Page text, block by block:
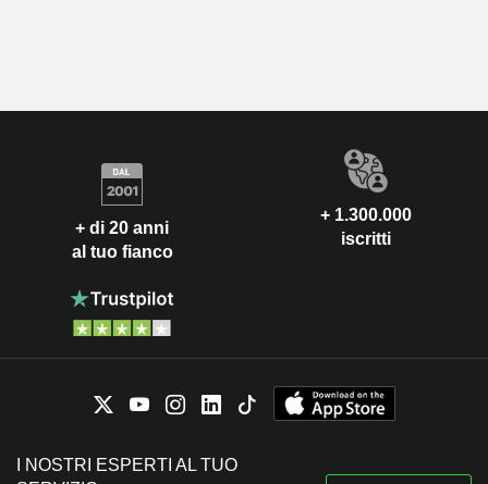
+ di 20 anni
al tuo fianco
+ 1.300.000
iscritti
I NOSTRI ESPERTI AL TUO